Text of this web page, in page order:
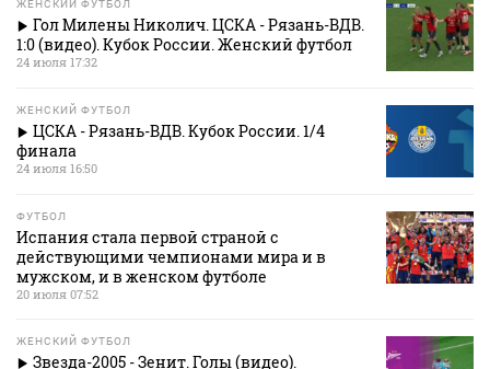
ЖЕНСКИЙ ФУТБОЛ
Гол Милены Николич. ЦСКА - Рязань-ВДВ.
1:0 (видео). Кубок России. Женский футбол
24 июля 17:32
ЖЕНСКИЙ ФУТБОЛ
ЦСКА - Рязань-ВДВ. Кубок России. 1/4
финала
24 июля 16:50
ФУТБОЛ
Испания стала первой страной с
действующими чемпионами мира и в
мужском, и в женском футболе
20 июля 07:52
ЖЕНСКИЙ ФУТБОЛ
Звезда-2005 - Зенит. Голы (видео).